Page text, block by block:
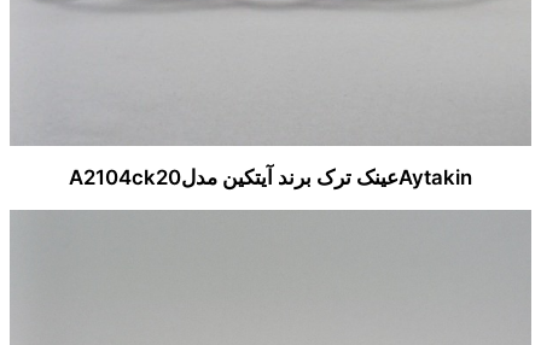
Aytakinعینک ترک برند آیتکین مدلA2104ck20